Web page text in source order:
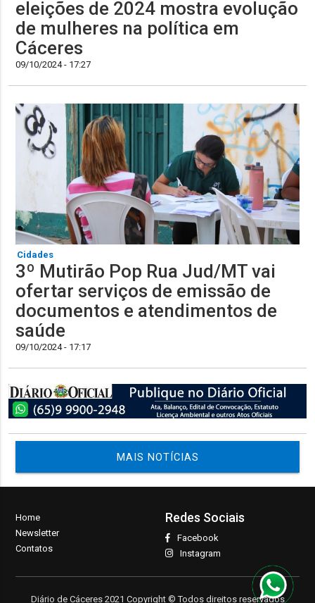
eleições de 2024 mostra evolução
de mulheres na política em
Cáceres
09/10/2024 - 17:27
Cidades
3º Mutirão Pop Rua Jud/MT vai
ofertar serviços de emissão de
documentos e atendimentos de
saúde
09/10/2024 - 17:17
MAIS NOTÍCIAS
Home
Newsletter
Contatos
Redes Sociais
Facebook
Instagram
Diário de Cáceres 2021 Copyright © Todos direitos reservados